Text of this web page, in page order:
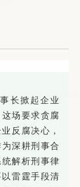
长掀起企业
场要求贪腐
反腐决心，
深耕刑事合
解析刑事律
雷霆手段清